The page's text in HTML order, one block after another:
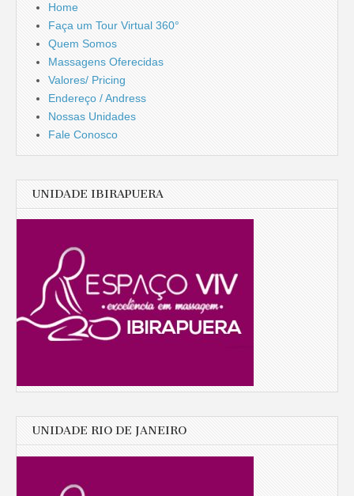
Home
Faça um Tour Virtual 360°
Quem Somos
Massagens Oferecidas
Valores/ Pricing
Endereço / Andress
Nossas Unidades
Fale Conosco
UNIDADE IBIRAPUERA
UNIDADE RIO DE JANEIRO